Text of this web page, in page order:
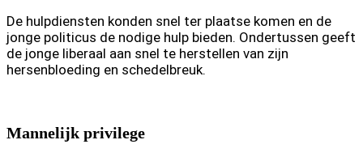
De hulpdiensten konden snel ter plaatse komen en de
jonge politicus de nodige hulp bieden. Ondertussen geeft
de jonge liberaal aan snel te herstellen van zijn
hersenbloeding en schedelbreuk.
Mannelijk privilege